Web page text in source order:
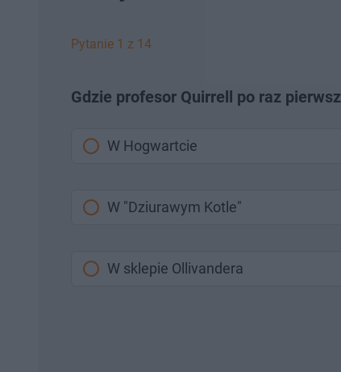
Pytanie 1 z 14
Gdzie profesor Quirrell po raz
W Hogwartcie
W "Dziurawym Kotle"
W sklepie Ollivandera